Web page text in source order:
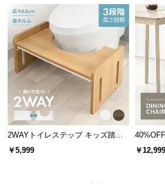
グ
企
防塵等級 5
有害な影響が
塵が中に
防水等級 4
いかなる方向
よっても有
メンテナンスも簡単
2WAYトイレステップ キッズ踏み
台 3段階高さ調節
￥5,999
製 ダイ
￥12,999